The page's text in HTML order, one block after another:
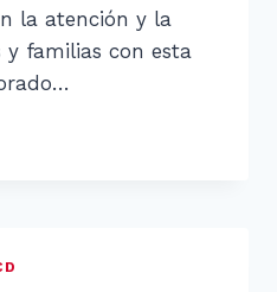
la atención y la
y familias con esta